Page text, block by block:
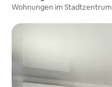
Wohnungen im Stadtzentrum